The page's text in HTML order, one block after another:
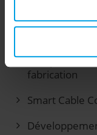
Profil des
La puissance
fabrication
Smart Cable